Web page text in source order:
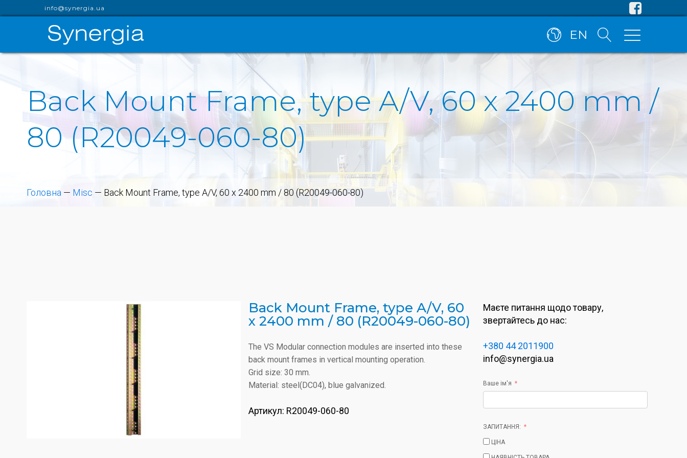
info@synergia.ua
EN
Back Mount Frame, type A/V, 60 x 2400 mm /
80 (R20049-060-80)
Головна — Misc — Back Mount Frame, type A/V, 60 x 2400 mm / 80 (R20049-060-80)
Back Mount Frame, type A/V, 60
x 2400 mm / 80 (R20049-060-80)
The VS Modular connection modules are inserted into these
back mount frames in vertical mounting operation.
Grid size: 30 mm.
Material: steel(DC04), blue galvanized.
Артикул: R20049-060-80
Маєте питання щодо товару,
звертайтесь до нас:
+380 44 2011900
info@synergia.ua
Ваше ім'я
ЗАПИТАННЯ:
ЦІНА